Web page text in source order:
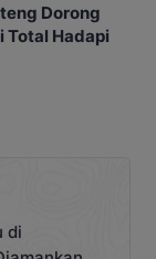
Dorong
Total Hadapi
di